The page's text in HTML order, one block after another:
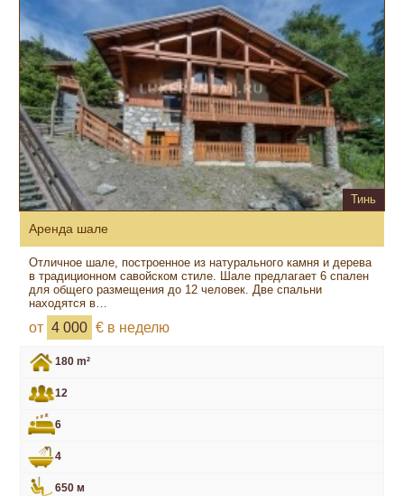
Тинь
Аренда шале
Отличное шале, построенное из натурального камня и дерева
в традиционном савойском стиле. Шале предлагает 6 спален
для общего размещения до 12 человек. Две спальни
находятся в…
от 4 000 € в неделю
180 m²
12
6
4
650 м